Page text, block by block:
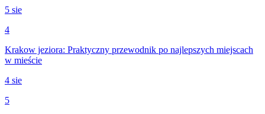
5 sie
4
Krakow jeziora: Praktyczny przewodnik po najlepszych miejscach
w mieście
4 sie
5